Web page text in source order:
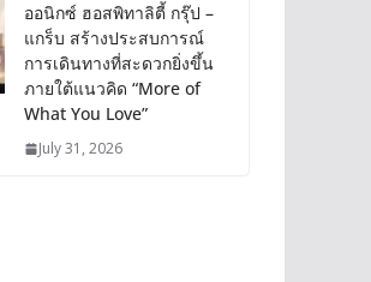
ออนิกซ์ ฮอสพิทาลิตี้ กรุ๊ป –
แกร็บ สร้างประสบการณ์
การเดินทางที่สะดวกยิ่งขึ้น
ภายใต้แนวคิด “More of
What You Love”
July 31, 2026